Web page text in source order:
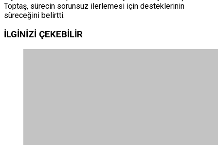
Toptaş, sürecin sorunsuz ilerlemesi için desteklerinin
süreceğini belirtti.
İLGİNİZİ ÇEKEBİLİR